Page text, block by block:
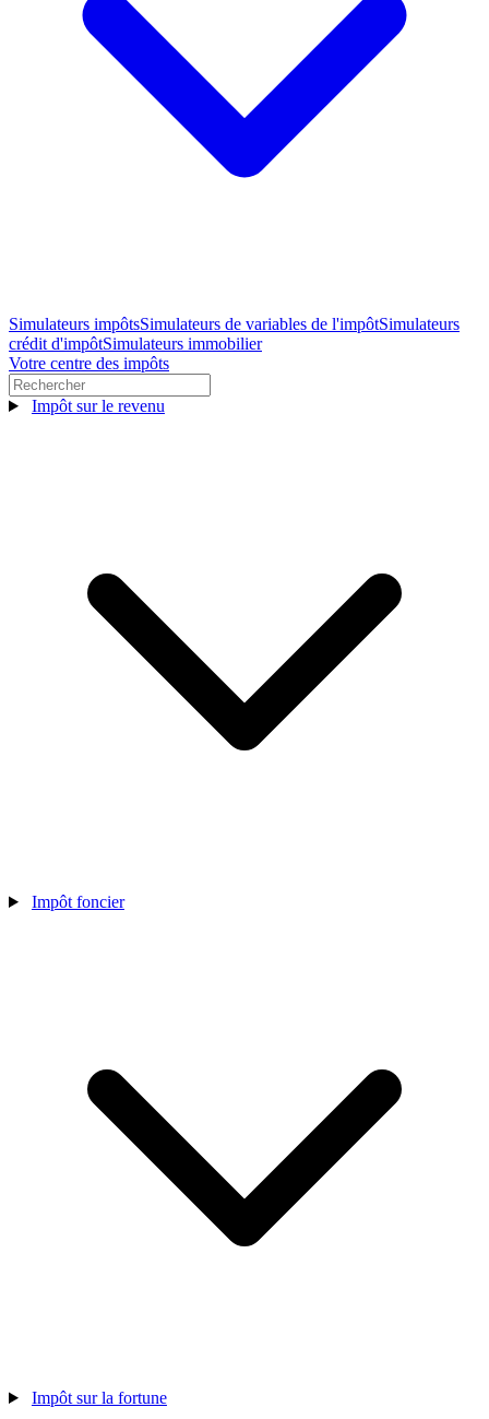
Simulateurs impôtsSimulateurs de variables de l'impôtSimulateurs
crédit d'impôtSimulateurs immobilier
Votre centre des impôts
Impôt sur le revenu
Impôt foncier
Impôt sur la fortune